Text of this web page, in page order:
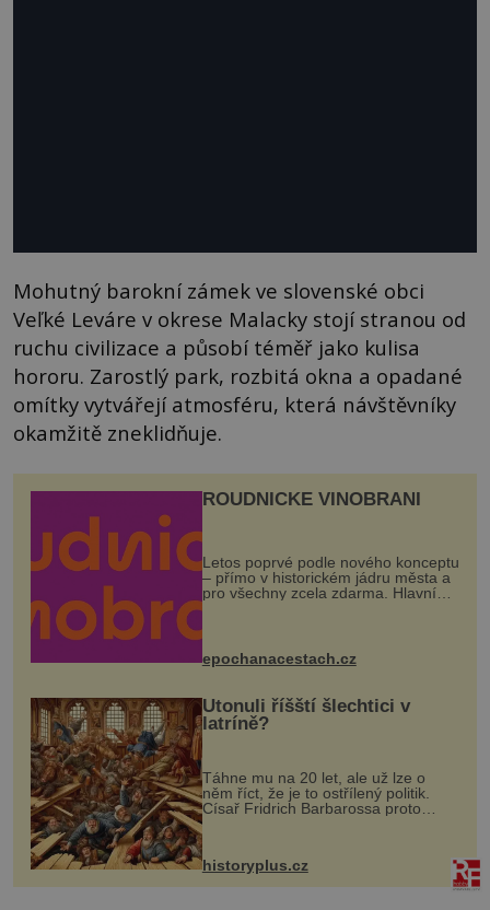
Mohutný barokní zámek ve slovenské obci
Veľké Leváre v okrese Malacky stojí stranou od
ruchu civilizace a působí téměř jako kulisa
hororu. Zarostlý park, rozbitá okna a opadané
omítky vytvářejí atmosféru, která návštěvníky
okamžitě zneklidňuje.
ROUDNICKÉ VINOBRANÍ
Letos poprvé podle nového konceptu
– přímo v historickém jádru města a
pro všechny zcela zdarma. Hlavní
program se odehraje na Karlově a
mohou těšit na víno, burčák, pes...
epochanacestach.cz
Utonuli říšští šlechtici v
latríně?
Táhne mu na 20 let, ale už lze o
něm říct, že je to ostřílený politik.
Císař Fridrich Barbarossa proto
posílá svého syna a dědice Jindřicha
VI. do Erfurtu, aby se stal
prostředníkem při řešení sporu m...
historyplus.cz